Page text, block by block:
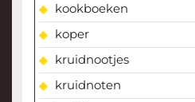
kookboeken
koper
kruidnootjes
kruidnoten